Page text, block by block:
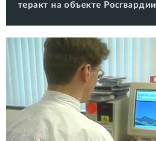
теракт на объекте Росгвардии